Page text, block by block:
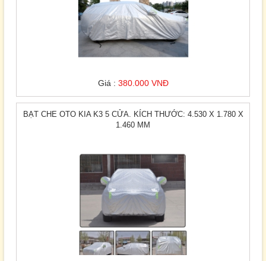
Giá : 380.000 VNĐ
BẠT CHE OTO KIA K3 5 CỬA. KÍCH THƯỚC: 4.530 X 1.780 X
1.460 MM